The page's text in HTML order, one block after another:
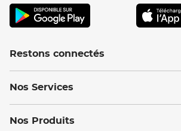
Restons connectés
Nos Services
Nos Produits